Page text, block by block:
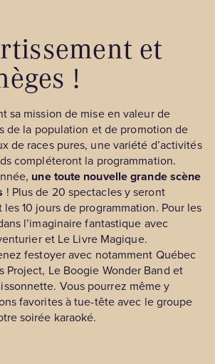
et
!
sa mission de mise en valeur de
de la population et de promotion de
de races pures, une variété d’activités
compléteront la programmation.
une toute nouvelle grande scène
! Plus de 20 spectacles y seront
10 jours de programmation. Pour les
l’imaginaire fantastique avec
et Le Livre Magique.
festoyer avec notamment Québec
Project, Le Boogie Wonder Band et
Vous pourrez même y
favorites à tue-tête avec le groupe
soirée karaoké.